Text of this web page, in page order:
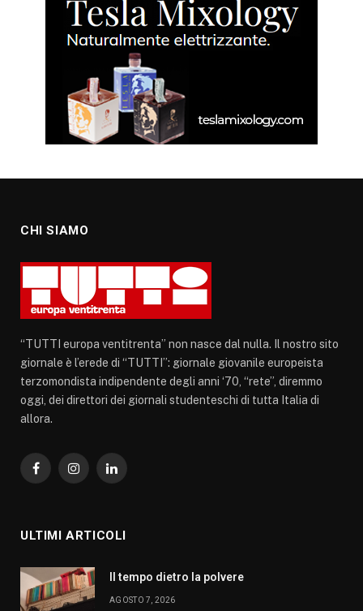
CHI SIAMO
“TUTTI europa ventitrenta” non nasce dal nulla. Il nostro sito
giornale è l’erede di “TUTTI”: giornale giovanile europeista
terzomondista indipendente degli anni ‘70, “rete”, diremmo
oggi, dei direttori dei giornali studenteschi di tutta Italia di
allora.
FacebookInstagramLinkedIn
ULTIMI ARTICOLI
Il tempo dietro la polvere
AGOSTO 7, 2026